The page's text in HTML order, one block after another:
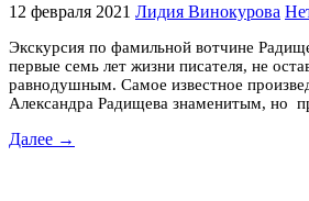
12 февраля 2021 Лидия Винокурова
Экскурсия по фамильной вотчине
первые семь лет жизни писателя, не
равнодушным. Самое известное
Александра Радищева знаменитым, но
Далее →